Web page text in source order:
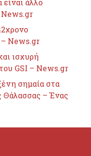
άλλο
News.gr
News.gr
ισχυρή
GSI – News.gr
σημαία στα
Θάλασσας – Ένας